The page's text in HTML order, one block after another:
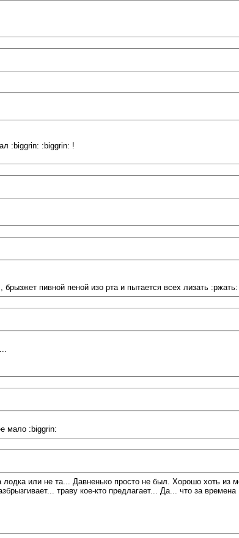
:biggrin: :biggrin: !
пивной пеной изо рта и пытается всех лизать :ржать:
мало :biggrin:
лодка или не та... Давненько просто не был. Хорошо хоть
траву кое-кто предлагает... Да... что за